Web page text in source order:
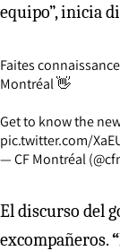
equipo”, inicia
Faites
Montréal 👋
Get to know the
pic.twitter.com/
— CF Montréal
El discurso del
excompañeros.